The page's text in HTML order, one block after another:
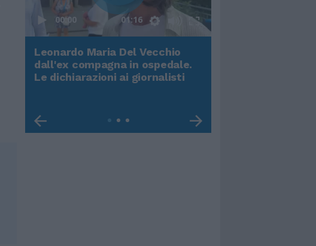
00:00 01:16
Leonardo Maria Del Vecchio
dall'ex compagna in ospedale.
Le dichiarazioni ai giornalisti